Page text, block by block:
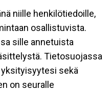
niille henkilötiedoille,
osallistuvista.
sille annetuista
Tietosuojassa
sekä
on seuralle